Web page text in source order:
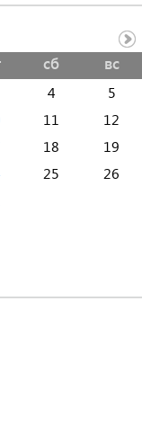
сб вс
4
5
11
12
18
19
25
26